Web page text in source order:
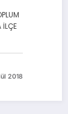
2018